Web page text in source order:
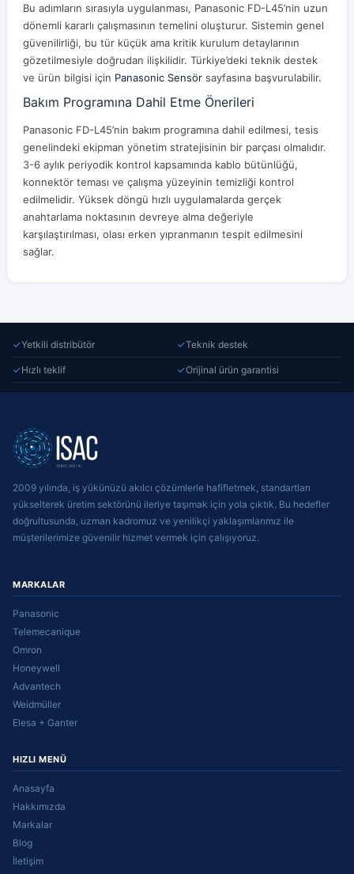
Bu adımların sırasıyla uygulanması, Panasonic FD-L45’nin uzun
dönemli kararlı çalışmasının temelini oluşturur. Sistemin genel
güvenilirliği, bu tür küçük ama kritik kurulum detaylarının
gözetilmesiyle doğrudan ilişkilidir. Türkiye’deki teknik destek
ve ürün bilgisi için Panasonic Sensör sayfasına başvurulabilir.
Bakım Programına Dahil Etme Önerileri
Panasonic FD-L45’nin bakım programına dahil edilmesi, tesis
genelindeki ekipman yönetim stratejisinin bir parçası olmalıdır.
3-6 aylık periyodik kontrol kapsamında kablo bütünlüğü,
konnektör teması ve çalışma yüzeyinin temizliği kontrol
edilmelidir. Yüksek döngü hızlı uygulamalarda gerçek
anahtarlama noktasının devreye alma değeriyle
karşılaştırılması, olası erken yıpranmanın tespit edilmesini
sağlar.
✓Yetkili distribütör ✓Teknik destek
✓Hızlı teklif ✓Orijinal ürün garantisi
2009 yılında, iş yükünüzü akılcı çözümlerle hafifletmek, standartları
yükselterek üretim sektörünü ileriye taşımak için yola çıktık. Bu hedefler
doğrultusunda, uzman kadromuz ve yenilikçi yaklaşımlarımız ile
müşterilerimize güvenilir hizmet vermek için çalışıyoruz.
MARKALAR
Panasonic
Telemecanique
Omron
Honeywell
Advantech
Weidmüller
Elesa + Ganter
HIZLI MENÜ
Anasayfa
Hakkımızda
Markalar
Blog
İletişim